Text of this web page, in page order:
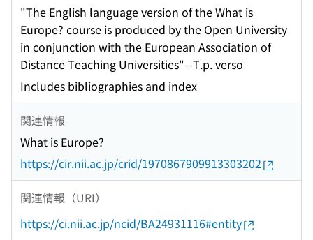
"The English language version of the What is
Europe? course is produced by the Open University
in conjunction with the European Association of
Distance Teaching Universities"--T.p. verso
Includes bibliographies and index
関連情報
What is Europe?
https://cir.nii.ac.jp/crid/1970867909913303202
関連情報（URI）
https://ci.nii.ac.jp/ncid/BA24931116#entity